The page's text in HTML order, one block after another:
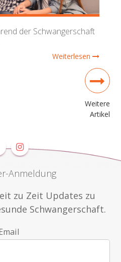
der Schwangerschaft
Weiterlesen
Weitere
Artikel
Anmeldung
zu Zeit Updates zu
Schwangerschaft.